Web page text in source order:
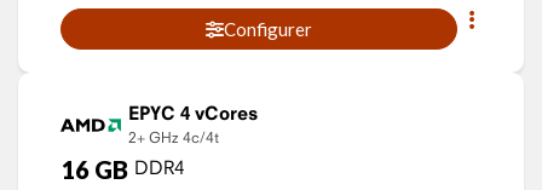
Configurer
EPYC 4 vCores
2+ GHz 4c/4t
16 GB DDR4